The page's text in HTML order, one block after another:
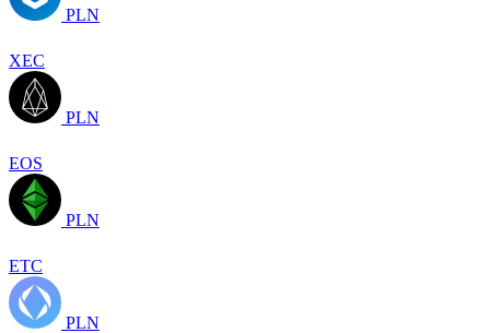
PLN
XEC
PLN
EOS
PLN
ETC
PLN